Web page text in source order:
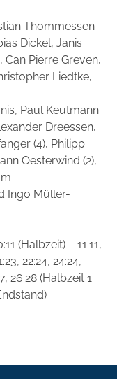
Thommessen –
Dickel, Janis
Pierre Greven,
Liedtke,
Paul Keutmann
Dreessen,
(4), Philipp
Oesterwind (2),
Ingo Müller-
(Halbzeit) – 11:11,
22:24, 24:24,
26:28 (Halbzeit 1.